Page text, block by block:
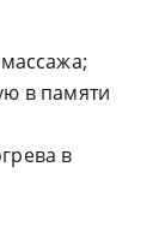
в памяти
в